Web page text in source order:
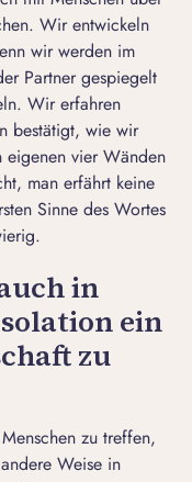
Wir entwickeln
wir werden im
Partner gespiegelt
Wir erfahren
bestätigt, wie wir
eigenen vier Wänden
man erfährt keine
Sinne des Wortes
in
ein
zu
zu treffen,
Weise in